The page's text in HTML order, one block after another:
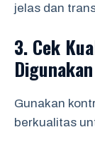
jelas dan
3. Cek
Digunakan
Gunakan
berkualitas